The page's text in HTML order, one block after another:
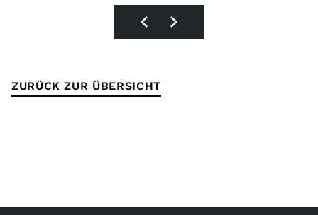
ZURÜCK ZUR ÜBERSICHT